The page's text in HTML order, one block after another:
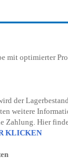
mit optimierter
der
weitere
Zahlung. Hier
KLICKEN